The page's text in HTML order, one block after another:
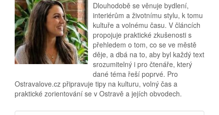
Dlouhodobě se věnuje bydlení,
interiérům a životnímu stylu, k tomu
kultuře a volnému času. V článcích
propojuje praktické zkušenosti s
přehledem o tom, co se ve městě
děje, a dbá na to, aby byl každý text
srozumitelný i pro čtenáře, který
dané téma řeší poprvé. Pro
Ostravalove.cz připravuje tipy na kulturu, volný čas a
praktické zorientování se v Ostravě a jejích obvodech.